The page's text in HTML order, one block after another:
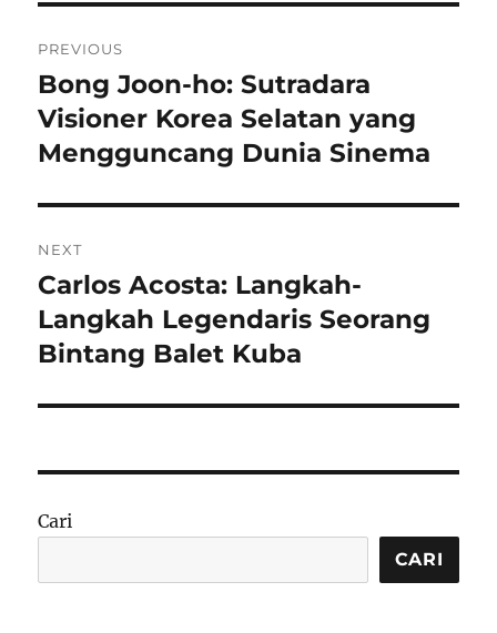
pos
PREVIOUS
Previous
post:
Bong Joon-ho: Sutradara
Visioner Korea Selatan yang
Mengguncang Dunia Sinema
NEXT
Next
post:
Carlos Acosta: Langkah-
Langkah Legendaris Seorang
Bintang Balet Kuba
Cari
CARI